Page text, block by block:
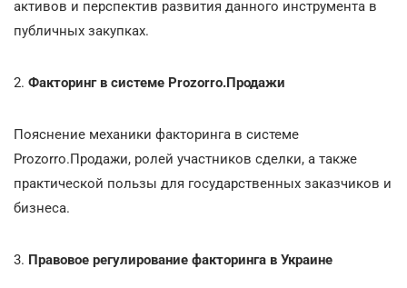
активов и перспектив развития данного инструмента в
публичных закупках.
2. Факторинг в системе Prozorro.Продажи
Пояснение механики факторинга в системе
Prozorro.Продажи, ролей участников сделки, а также
практической пользы для государственных заказчиков и
бизнеса.
3. Правовое регулирование факторинга в Украине